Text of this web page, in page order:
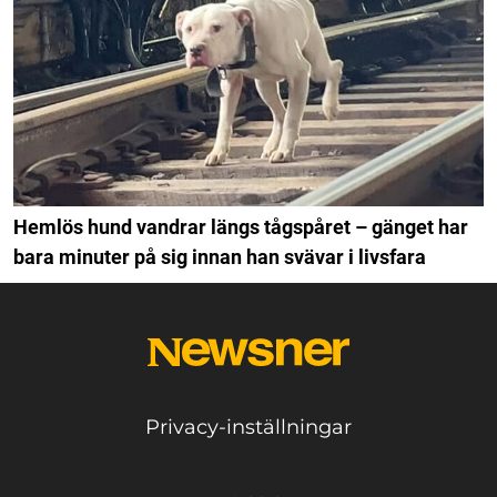
Hemlös hund vandrar längs tågspåret – gänget har
bara minuter på sig innan han svävar i livsfara
Privacy-inställningar